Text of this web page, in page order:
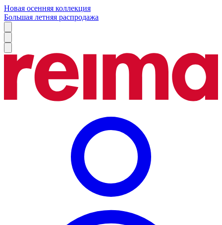
Новая осенняя коллекция
Большая летняя распродажа